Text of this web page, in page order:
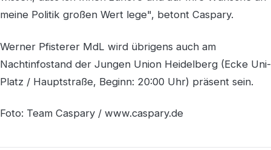
meine Politik großen Wert lege", betont Caspary.
Werner Pfisterer MdL wird übrigens auch am
Nachtinfostand der Jungen Union Heidelberg (Ecke Uni-
Platz / Hauptstraße, Beginn: 20:00 Uhr) präsent sein.
Foto: Team Caspary / www.caspary.de